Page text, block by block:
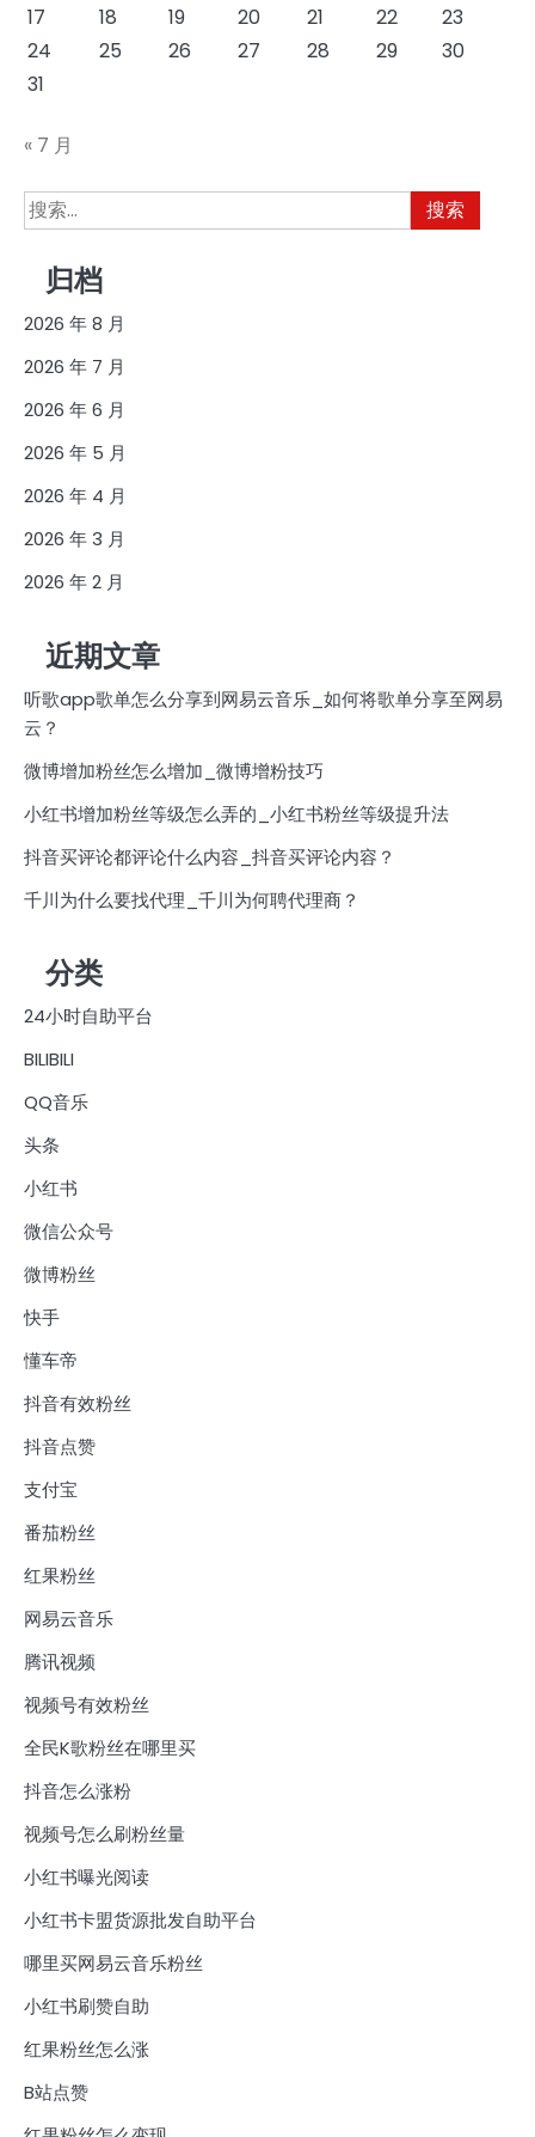
17
18 19 20 21 22
23
24
25 26 27 28 29
30
31
« 7 月
搜
索：
归档
2026 年 8 月
2026 年 7 月
2026 年 6 月
2026 年 5 月
2026 年 4 月
2026 年 3 月
2026 年 2 月
近期文章
听歌app歌单怎么分享到网易云音乐_如何将歌单分享至网易
云？
微博增加粉丝怎么增加_微博增粉技巧
小红书增加粉丝等级怎么弄的_小红书粉丝等级提升法
抖音买评论都评论什么内容_抖音买评论内容？
千川为什么要找代理_千川为何聘代理商？
分类
24小时自助平台
BILIBILI
QQ音乐
头条
小红书
微信公众号
微博粉丝
快手
懂车帝
抖音有效粉丝
抖音点赞
支付宝
番茄粉丝
红果粉丝
网易云音乐
腾讯视频
视频号有效粉丝
全民K歌粉丝在哪里买
抖音怎么涨粉
视频号怎么刷粉丝量
小红书曝光阅读
小红书卡盟货源批发自助平台
哪里买网易云音乐粉丝
小红书刷赞自助
红果粉丝怎么涨
B站点赞